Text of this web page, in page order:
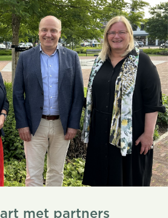
met partners